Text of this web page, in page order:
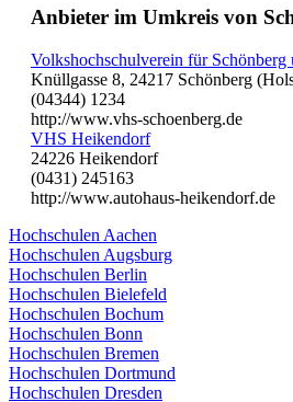
Anbieter im Umkreis von
Volkshochschulverein für Schönberg
Knüllgasse 8, 24217 Schönberg
(04344) 1234
http://www.vhs-schoenberg.de
VHS Heikendorf
24226 Heikendorf
(0431) 245163
http://www.autohaus-heikendorf.de
Hochschulen Aachen
Hochschulen Augsburg
Hochschulen Berlin
Hochschulen Bielefeld
Hochschulen Bochum
Hochschulen Bonn
Hochschulen Bremen
Hochschulen Dortmund
Hochschulen Dresden